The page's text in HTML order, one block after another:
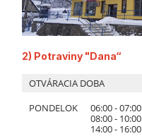
2) Potraviny "Dana“
OTVÁRACIA DOBA
PONDELOK
06:00 - 07:00
08:00 - 10:00
14:00 - 16:00